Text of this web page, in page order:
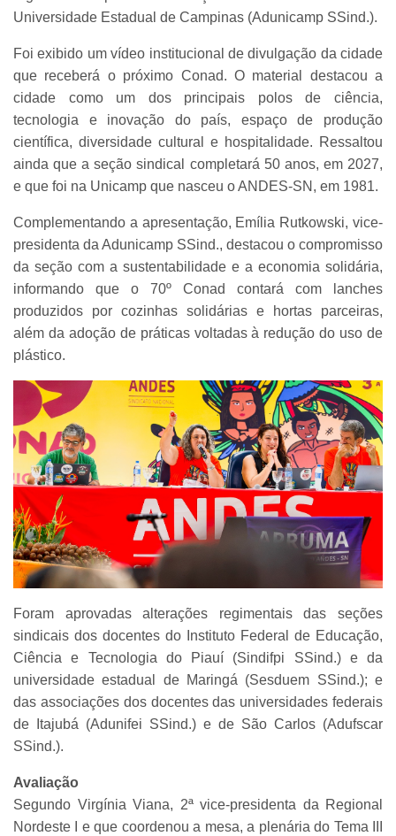
Universidade Estadual de Campinas (Adunicamp SSind.).
Foi exibido um vídeo institucional de divulgação da cidade
que receberá o próximo Conad. O material destacou a
cidade como um dos principais polos de ciência,
tecnologia e inovação do país, espaço de produção
científica, diversidade cultural e hospitalidade. Ressaltou
ainda que a seção sindical completará 50 anos, em 2027,
e que foi na Unicamp que nasceu o ANDES-SN, em 1981.
Complementando a apresentação, Emília Rutkowski, vice-
presidenta da Adunicamp SSind., destacou o compromisso
da seção com a sustentabilidade e a economia solidária,
informando que o 70º Conad contará com lanches
produzidos por cozinhas solidárias e hortas parceiras,
além da adoção de práticas voltadas à redução do uso de
plástico.
Foram aprovadas alterações regimentais das seções
sindicais dos docentes do Instituto Federal de Educação,
Ciência e Tecnologia do Piauí (Sindifpi SSind.) e da
universidade estadual de Maringá (Sesduem SSind.); e
das associações dos docentes das universidades federais
de Itajubá (Adunifei SSind.) e de São Carlos (Adufscar
SSind.).
Avaliação
Segundo Virgínia Viana, 2ª vice-presidenta da Regional
Nordeste I e que coordenou a mesa, a plenária do Tema III